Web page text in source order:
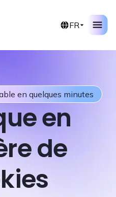
FR
en quelques minutes
en
de